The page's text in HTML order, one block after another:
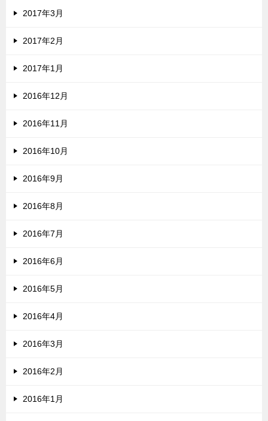
2017年3月
2017年2月
2017年1月
2016年12月
2016年11月
2016年10月
2016年9月
2016年8月
2016年7月
2016年6月
2016年5月
2016年4月
2016年3月
2016年2月
2016年1月